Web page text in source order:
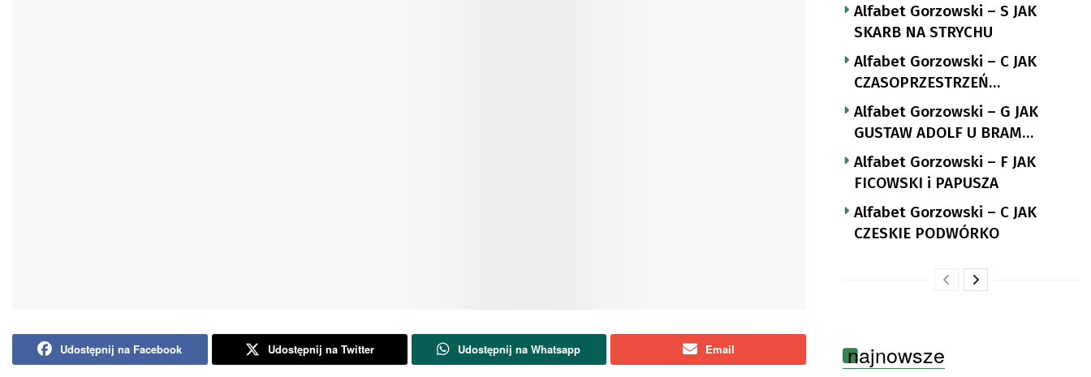
Udostępnij na Facebook Udostępnij na Twitter Udostępnij na Whatsapp Email
Alfabet Gorzowski – S JAK
SKARB NA STRYCHU
Alfabet Gorzowski – C JAK
CZASOPRZESTRZEŃ
NUTTGENSA
Alfabet Gorzowski – G JAK
GUSTAW ADOLF U BRAM
LANDSBERGA
Alfabet Gorzowski – F JAK
FICOWSKI i PAPUSZA
Alfabet Gorzowski – C JAK
CZESKIE PODWÓRKO
najnowsze